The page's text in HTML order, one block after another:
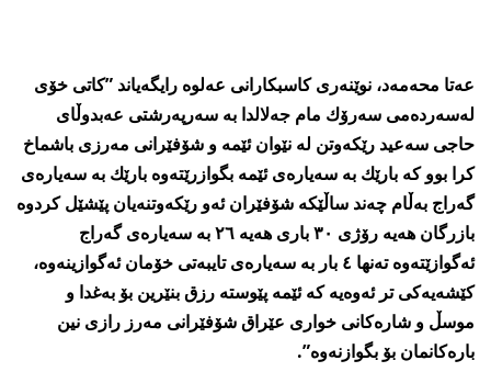
عه‌تا محه‌مه‌د، نوێنه‌ری كاسبكارانی عه‌لوه‌ رایگه‌یاند ”كاتی خۆی
له‌سه‌رده‌می سه‌رۆك مام جه‌لالدا به‌ سه‌رپه‌رشتی عه‌بدوڵای
حاجی سه‌عید رێكه‌وتن له‌ نێوان ئێمه‌ و شۆفێرانی مه‌رزی باشماخ
كرا بوو كه‌ بارێك به‌ سه‌یاره‌ی ئێمه‌ بگوازرێته‌وه‌ بارێك به‌ سه‌یاره‌ی
گه‌راج به‌ڵام چه‌ند ساڵێكه‌ شۆفێران ئه‌و رێكه‌وتنه‌یان پێشێل كردوه‌
بازرگان هه‌یه‌ رۆژی ٣٠ باری هه‌یه‌ ٢٦ به‌ سه‌یاره‌ی گه‌راج
ئه‌گوازێته‌وه‌ ته‌نها ٤ بار به‌ سه‌یاره‌ی تایبه‌تی خۆمان ئه‌گوازینه‌وه‌،
كێشه‌یه‌كی تر ئه‌وه‌یه‌ كه‌ ئێمه‌ پێوسته‌ رزق بنێرین بۆ به‌غدا و
موسڵ و شاره‌كانی خواری عێراق شۆفێرانی مه‌رز رازی نین
باره‌كانمان بۆ بگوازنه‌وه‌”.